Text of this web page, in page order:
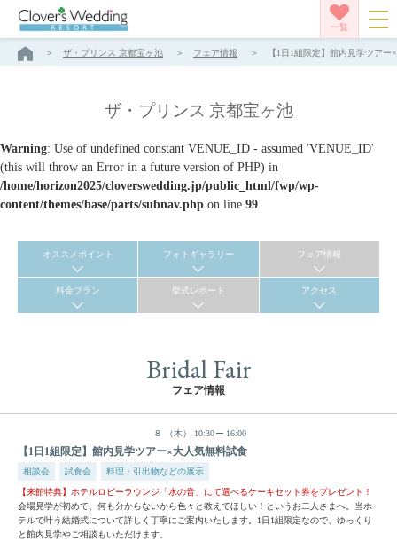
一覧
ザ・プリンス 京都宝ヶ池 フェア情報 【1日1組限定】館内見学ツア
ザ・プリンス 京都宝ヶ池
Warning: Use of undefined constant VENUE_ID - assumed 'VENUE_ID'
(this will throw an Error in a future version of PHP) in
/home/horizon2025/cloverswedding.jp/public_html/fwp/wp-
content/themes/base/parts/subnav.php on line 99
オススメポイント フォトギャラリー フェア情報
料金プラン 挙式レポート アクセス
Bridal Fair
フェア情報
８ （木） 10:30 16:00
【1日1組限定】館内見学ツアー×大人気無料試食
相談会 試食会 料理・引出物などの展示
【来館特典】ホテルロビーラウンジ「水の音」にて選べるケーキセット券をプレゼント！
会場見学が初めて、何も分からないから色々と教えてほしい！というお二人さまへ。当ホ
テルで叶う結婚式について詳しく丁寧にご案内いたします。1日1組限定なので、ゆっくり
と館内見学やご相談もいただけます。